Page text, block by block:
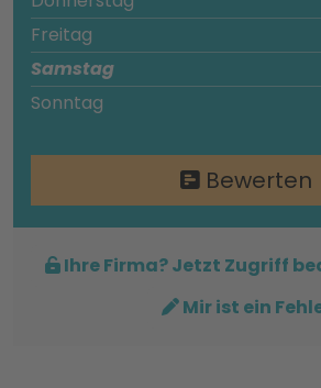
Freitag
Samstag
Sonntag
Bewerten
Ihre Firma? Jetzt Zugriff
Mir ist ein